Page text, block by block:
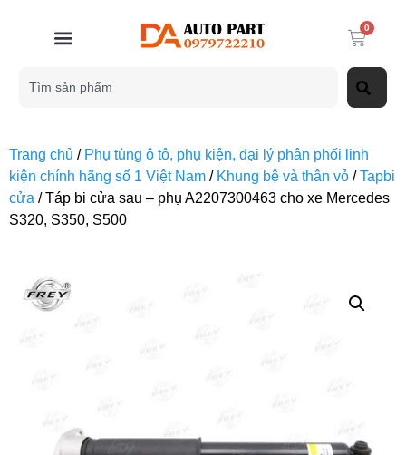
0
Trang chủ / Phụ tùng ô tô, phụ kiện, đại lý phân phối linh
kiện chính hãng số 1 Việt Nam / Khung bệ và thân vỏ /Tapbi
cửa / Táp bi cửa sau – phụ A2207300463 cho xe Mercedes
S320, S350, S500